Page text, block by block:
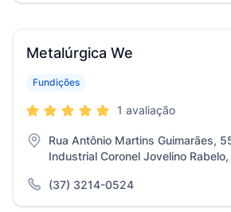
Metalúrgica We
Fundições
1 avaliação
Rua Antônio Martins Guimarães,
Industrial Coronel Jovelino
(37) 3214-0524